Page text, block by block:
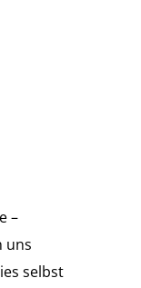
–
uns
selbst